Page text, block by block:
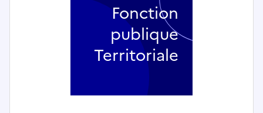
Fonction
publique
Territoriale